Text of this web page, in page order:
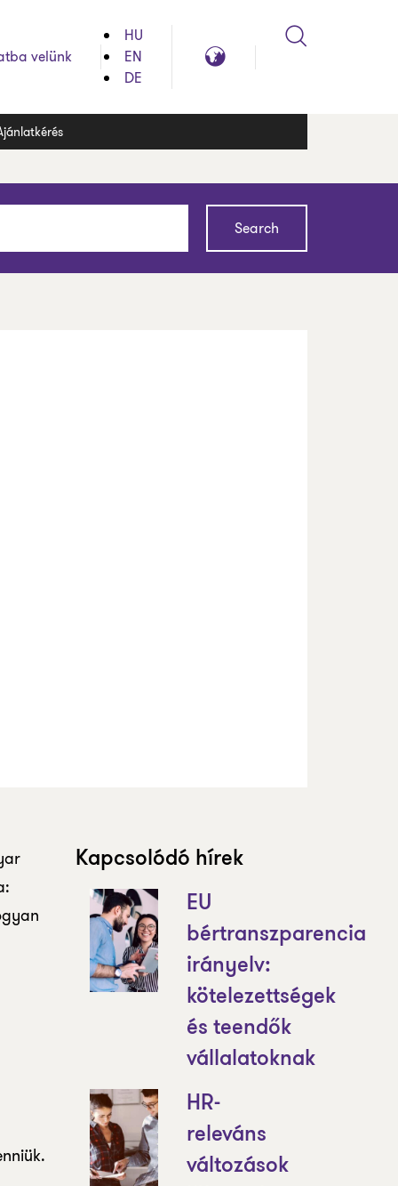
velünk
HU
EN
DE
Global
Search
Kapcsolódó hírek
EU
bértranszparencia
irányelv:
kötelezettségek
és teendők
vállalatoknak
HR-
releváns
változások